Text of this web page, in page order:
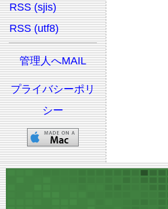
RSS (sjis)
RSS (utf8)
管理人へMAIL
プライバシーポリ
シー